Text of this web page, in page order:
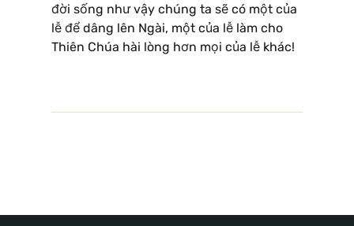
đời sống như vậy chúng ta sẽ có một của
lễ để dâng lên Ngài, một của lễ làm cho
Thiên Chúa hài lòng hơn mọi của lễ khác!